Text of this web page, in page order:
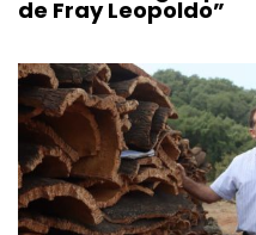
de Fray Leopoldo”